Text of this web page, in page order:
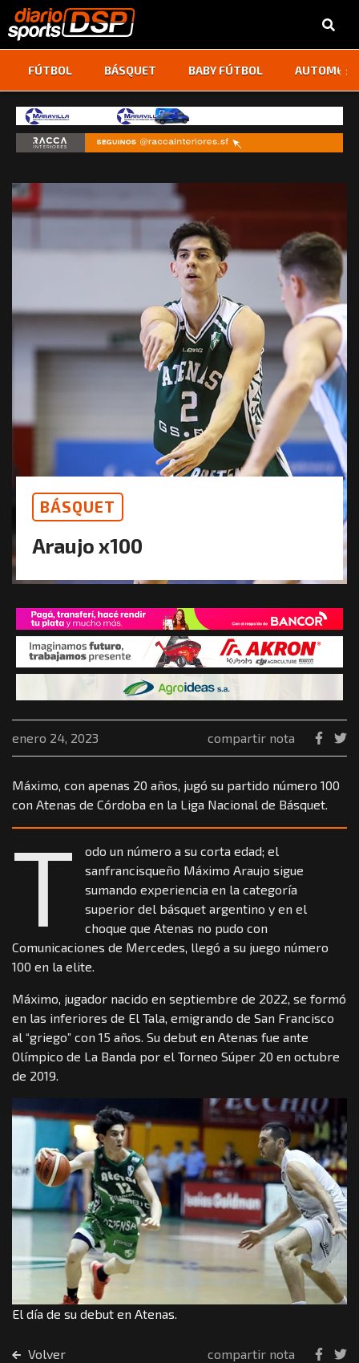
FÚTBOL BÁSQUET BABY FÚTBOL ‹ ›
BÁSQUET
Araujo x100
enero 24, 2023 compartir nota
Máximo, con apenas 20 años, jugó su partido número 100
con Atenas de Córdoba en la Liga Nacional de Básquet.
T
odo un número a su corta edad; el
sanfrancisqueño Máximo Araujo sigue
sumando experiencia en la categoría
superior del básquet argentino y en el
choque que Atenas no pudo con
Comunicaciones de Mercedes, llegó a su juego número
100 en la elite.
Máximo, jugador nacido en septiembre de 2022, se formó
en las inferiores de El Tala, emigrando de San Francisco
al “griego” con 15 años. Su debut en Atenas fue ante
Olímpico de La Banda por el Torneo Súper 20 en octubre
de 2019.
El día de su debut en Atenas.
Volver compartir nota